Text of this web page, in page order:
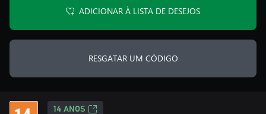
ADICIONAR À LISTA DE DESEJOS
RESGATAR UM CÓDIGO
14 ANOS